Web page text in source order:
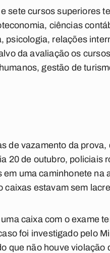
sete cursos superiores
ciências
psicologia, relações
da avaliação os
gestão de
de vazamento da
20 de outubro, policiais
uma caminhonete na
estavam sem
caixa com o exame
foi investigado pelo
que não houve violação